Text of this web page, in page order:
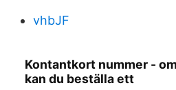
vhbJF
Kontantkort nummer -
kan du beställa ett